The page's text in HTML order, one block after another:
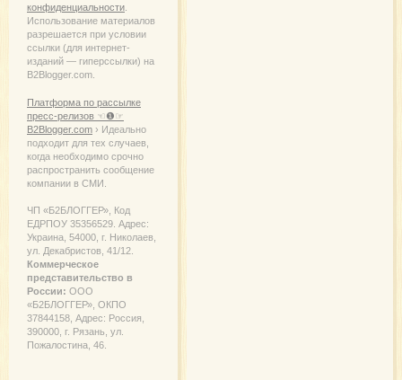
конфиденциальности
Использование материалов
разрешается при условии
ссылки (для интернет-
изданий — гиперссылки) на
B2Blogger.com.
Платформа по рассылке
пресс-релизов ☜❶☞
B2Blogger.com › Идеально
подходит для тех случаев,
когда необходимо срочно
распространить сообщение
компании в СМИ.
ЧП «Б2БЛОГГЕР», Код
ЕДРПОУ 35356529. Адрес:
Украина, 54000, г. Николаев,
ул. Декабристов, 41/12.
Коммерческое
представительство в
России: ООО
«Б2БЛОГГЕР», ОКПО
37844158, Адрес: Россия,
390000, г. Рязань, ул.
Пожалостина, 46.